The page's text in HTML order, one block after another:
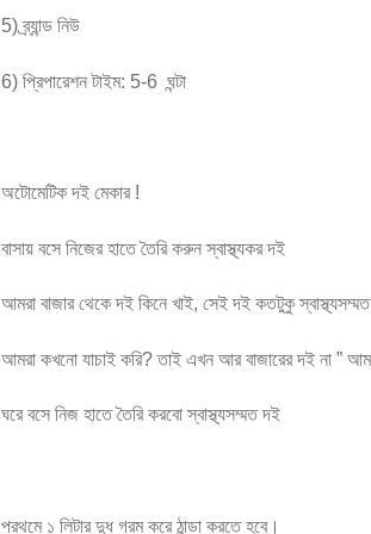
5) ব্র্যান্ড নিউ
6) প্রিপারেশন টাইম: 5-6 ঘন্টা
অটোমেটিক দই মেকার !
বাসায় বসে নিজের হাতে তৈরি করুন স্বাস্থ্যকর দই
আমরা বাজার থেকে দই কিনে খাই, সেই দই কতটুকু স্বাস্থ্যসম্মত
আমরা কখনো যাচাই করি? তাই এখন আর বাজারের দই না ”
ঘরে বসে নিজ হাতে তৈরি করবো স্বাস্থ্যসম্মত দই
প্রথমে ১ লিটার দুধ গরম করে ঠান্ডা করতে হবে।